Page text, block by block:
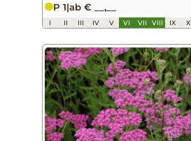
P 1|ab € __,__
I II III IV V VI VII VIII IX X